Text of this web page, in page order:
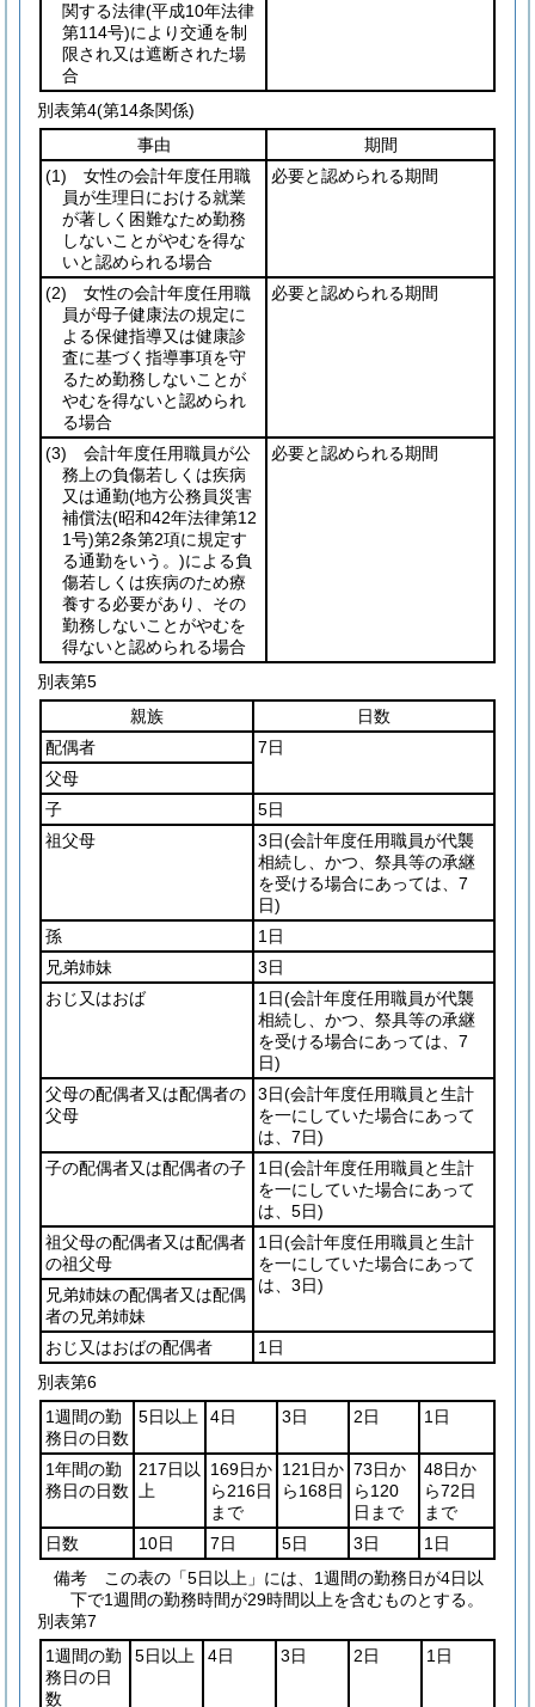
関する法律(平成10年法律
第114号)により交通を制
限され又は遮断された場
合
別表第4(第14条関係)
事由
期間
(1) 女性の会計年度任用職
員が生理日における就業
が著しく困難なため勤務
しないことがやむを得な
いと認められる場合
必要と認められる期間
(2) 女性の会計年度任用職
員が母子健康法の規定に
よる保健指導又は健康診
査に基づく指導事項を守
るため勤務しないことが
やむを得ないと認められ
る場合
必要と認められる期間
(3) 会計年度任用職員が公
務上の負傷若しくは疾病
又は通勤(地方公務員災害
補償法(昭和42年法律第12
1号)第2条第2項に規定す
る通勤をいう。)による負
傷若しくは疾病のため療
養する必要があり、その
勤務しないことがやむを
得ないと認められる場合
必要と認められる期間
別表第5
親族
日数
配偶者
7日
父母
子
5日
祖父母
3日(会計年度任用職員が代襲
相続し、かつ、祭具等の承継
を受ける場合にあっては、7
日)
孫
1日
兄弟姉妹
3日
おじ又はおば
1日(会計年度任用職員が代襲
相続し、かつ、祭具等の承継
を受ける場合にあっては、7
日)
父母の配偶者又は配偶者の
父母
3日(会計年度任用職員と生計
を一にしていた場合にあって
は、7日)
子の配偶者又は配偶者の子
1日(会計年度任用職員と生計
を一にしていた場合にあって
は、5日)
祖父母の配偶者又は配偶者
の祖父母
1日(会計年度任用職員と生計
を一にしていた場合にあって
は、3日)
兄弟姉妹の配偶者又は配偶
者の兄弟姉妹
おじ又はおばの配偶者
1日
別表第6
1週間の勤
務日の日数
5日以上 4日 3日 2日 1日
1年間の勤
務日の日数
217日以
上
169日か
ら216日
まで
121日か
ら168日
73日か
ら120
日まで
48日か
ら72日
まで
日数
10日 7日 5日 3日
1日
備考 この表の「5日以上」には、1週間の勤務日が4日以
下で1週間の勤務時間が29時間以上を含むものとする。
別表第7
1週間の勤
務日の日
数
5日以上 4日 3日 2日 1日